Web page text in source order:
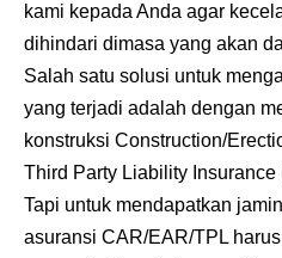
kami kepada Anda agar
dihindari dimasa yang akan
Salah satu solusi untuk
yang terjadi adalah dengan
konstruksi Construction/
Third Party Liability
Tapi untuk mendapatkan
asuransi CAR/EAR/TPL